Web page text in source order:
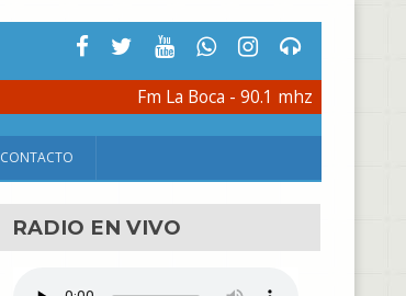
Fm La Boca - 90.1 mhz
CONTACTO
RADIO EN VIVO